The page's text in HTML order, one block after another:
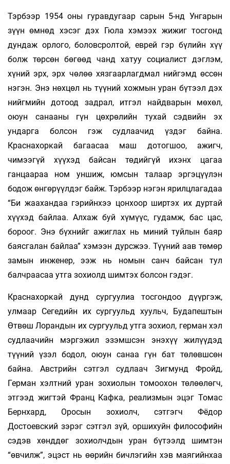
Тэрбээр 1954 оны гуравдугаар сарын 5-нд Унгарын
зүүн өмнөд хэсэг дэх Гюла хэмээх жижиг тосгонд
дундаж орлого, боловсролтой, еврей гэр бүлийн хүү
болж төрсөн бөгөөд чанд хатуу социалист дэглэм,
хүний эрх, эрх чөлөө хязгаарлагдмал нийгэмд өссөн
нэгэн. Энэ нөхцөл нь түүний хожмын уран бүтээл дэх
нийгмийн дотоод задрал, итгэл найдварын мөхөл,
оюун санааны гүн цөхрөлийн тухай сэдвийн эх
ундарга болсон гэж судлаачид үздэг байна.
Краснахоркай багаасаа маш дотогшоо, ажигч,
чимээгүй хүүхэд байсан төдийгүй ихэнх цагаа
ганцаараа ном уншиж, юмсын талаар эргэцүүлэн
бодож өнгөрүүлдэг байж. Тэрбээр нэгэн ярилцлагадаа
“Би жаахандаа гэрийнхээ цонхоор ширтэх их дуртай
хүүхэд байлаа. Алхаж буй хүмүүс, гудамж, бас цас,
бороог. Энэ бүхнийг ажиглах нь миний туйлын баяр
баясгалан байлаа” хэмээн дурсжээ. Түүний аав төмөр
замын инженер, ээж нь номын санч байсан тул
балчраасаа утга зохиолд шимтэх болсон гэдэг.
Краснахоркай дунд сургуулиа тосгондоо дүүргэж,
улмаар Сегедийн их сургуульд хуульч, Будапештын
Өтвөш Лорандын их сургуульд утга зохиол, герман хэл
судлаачийн мэргэжил эзэмшсэн энэхүү жилүүдэд
түүний үзэл бодол, оюун санаа гүн бат төлөвшсөн
байна. Австрийн сэтгэл судлаач Зигмунд Фройд,
Герман хэлтний уран зохиолын томоохон төлөөлөгч,
этгээд жигтэй Франц Кафка, реализмын эцэг Томас
Бернхард, Оросын зохиолч, сэтгэгч Фёдор
Достоевский зэрэг сэтгэл зүй, оршихуйн философийн
сэдэв хөнддөг зохиолчдын уран бүтээлд шимтэн
“өвчилж”, эцэст нь өөрийн бичлэгийн хэв маягийнхаа